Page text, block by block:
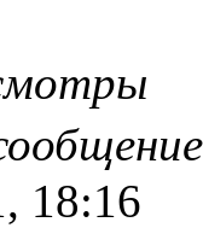
18:16